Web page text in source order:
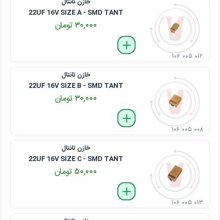
22UF 16V SIZE A - SMD TANT
۳۰,۰۰۰ تومان
delete
remove
add
۱۰۶ ۰۰۵ ۰۱۲
خازن تانتال
22UF 16V SIZE B - SMD TANT
۳۰,۰۰۰ تومان
delete
remove
add
۱۰۶ ۰۰۵ ۰۰۸
خازن تانتال
22UF 16V SIZE C - SMD TANT
۵۰,۰۰۰ تومان
delete
remove
add
۱۰۶ ۰۰۵ ۰۱۳